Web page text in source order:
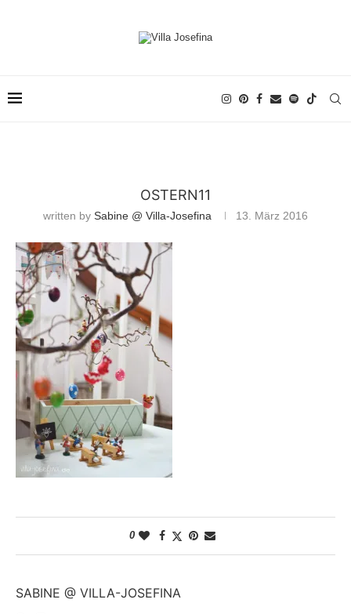
OSTERN11
written by Sabine @ Villa-Josefina 13. März 2016
0
SABINE @ VILLA-JOSEFINA